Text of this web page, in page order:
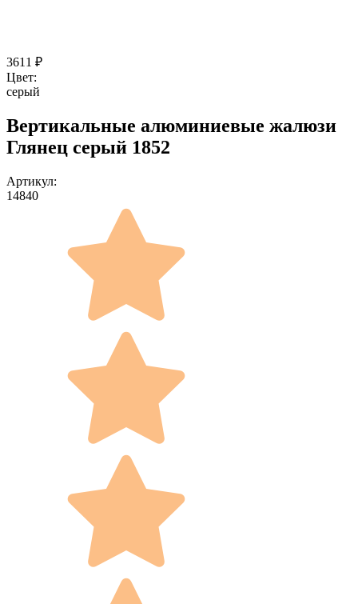
3611 ₽
Цвет:
серый
Вертикальные алюминиевые жалюзи
Глянец серый 1852
Артикул:
14840